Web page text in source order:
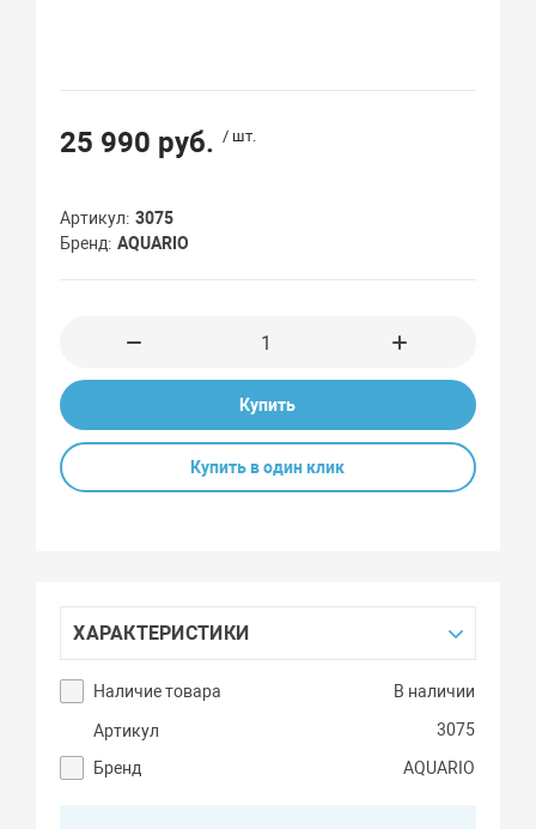
25 990 руб. / шт.
Артикул 3075
Бренд AQUARIO
Купить
Купить в один клик
ХАРАКТЕРИСТИКИ
Наличие товара В наличии
Артикул
3075
Бренд
AQUARIO